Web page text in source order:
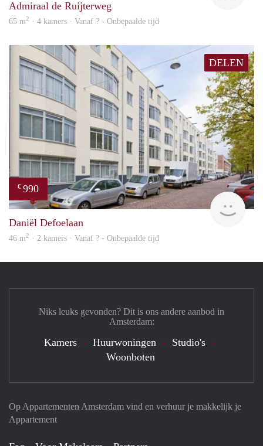
Admiraal de Ruijterweg
65 m2 · 4 kamers · Vanaf ? - Onbepaalde tijd
DELEN
€ 990
Daniël Defoelaan
46 m2 · 2 kamers · Vanaf ? - Onbepaalde tijd
Op Appartementen Amsterdam vind en verhuur je makkelijk je
Appartement
Niks leuks gevonden? Dit is ons andere aanbod in
Amsterdam:
Kamers Huurwoningen
Studio's
Woonboten